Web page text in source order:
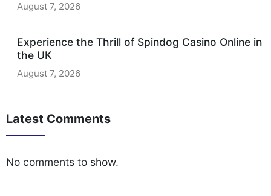
August 7, 2026
Experience the Thrill of Spindog Casino Online in
the UK
August 7, 2026
Latest Comments
No comments to show.